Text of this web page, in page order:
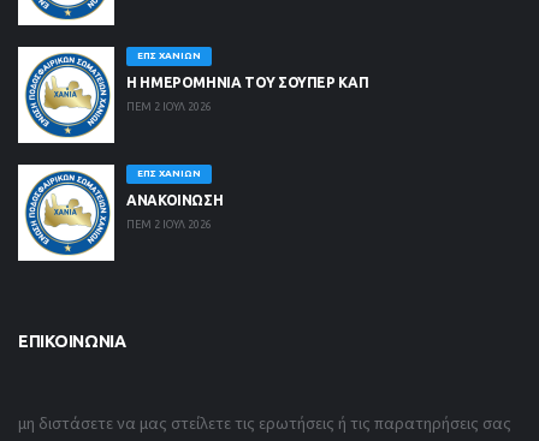
ΕΠΣ ΧΑΝΊΩΝ
Η ΗΜΕΡΟΜΗΝΙΑ ΤΟΥ ΣΟΥΠΕΡ ΚΑΠ
ΠΕΜ 2 ΙΟΥΛ 2026
ΕΠΣ ΧΑΝΊΩΝ
ΑΝΑΚΟΙΝΩΣΗ
ΠΕΜ 2 ΙΟΥΛ 2026
ΕΠΙΚΟΙΝΩΝΊΑ
μη διστάσετε να μας στείλετε τις ερωτήσεις ή τις παρατηρήσεις σας